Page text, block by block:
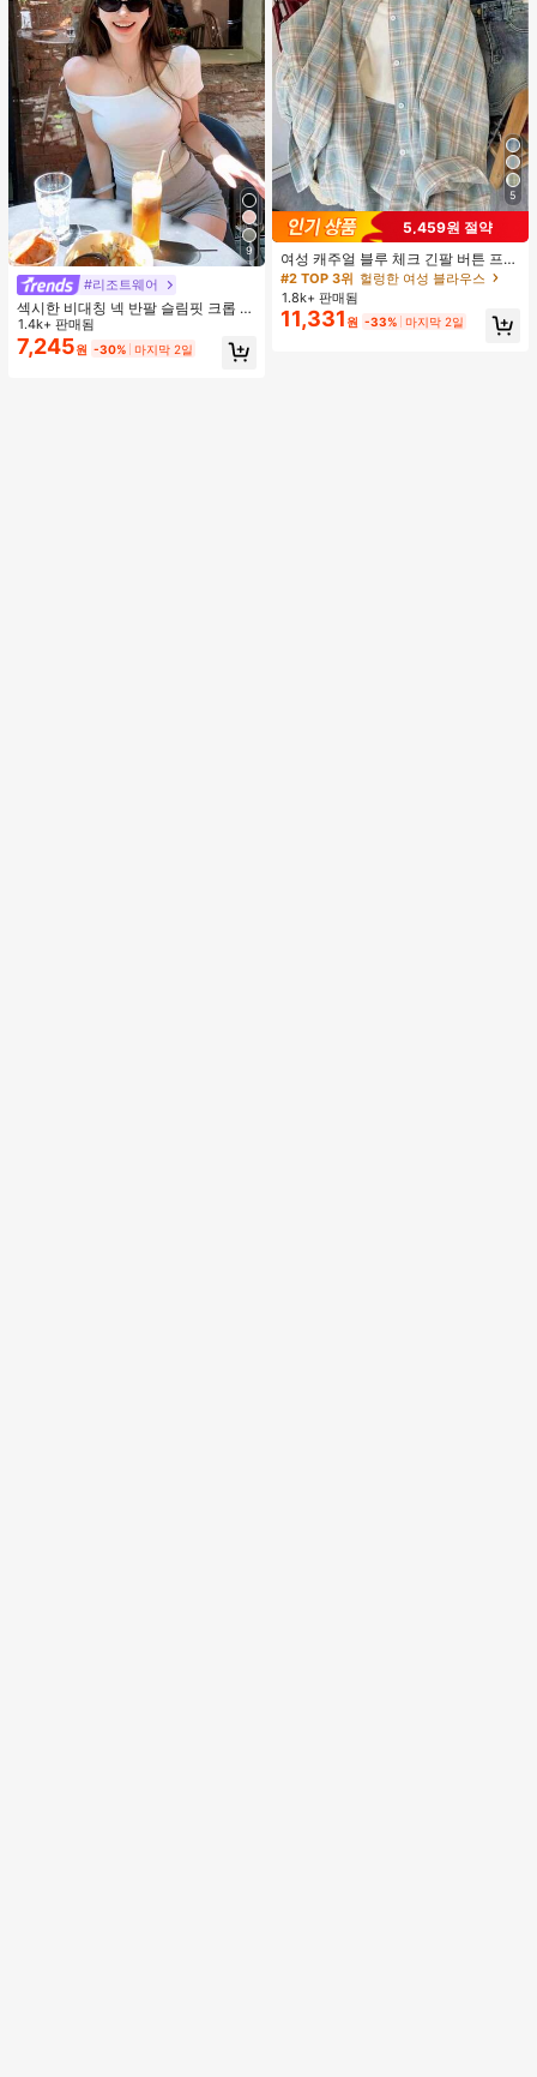
9
#리조트웨어
섹시한 비대칭 넥 반팔 슬림핏 크롭 탑
화이트 여름
1.4k+ 판매됨
7,245원 -30% 마지막 2일
5
5,459원 절약
여성 캐주얼 블루 체크 긴팔 버튼 프론
트 폴리에스터 셔츠, 레귤러 핏, 봄 의
류, 편안한 스타일
#2 TOP 3위 헐렁한 여성 블라우스
1.8k+ 판매됨
11,331 원 -33% 마지막 2일